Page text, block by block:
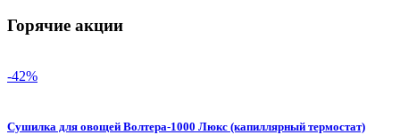
Горячие акции
-42%
Сушилка для овощей Волтера-1000 Люкс (капиллярный термостат)